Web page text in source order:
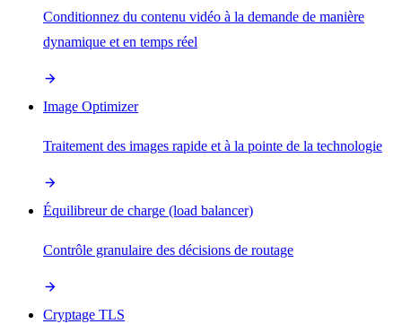
Conditionnez du contenu vidéo à la demande de manière
dynamique et en temps réel
Image Optimizer
Traitement des images rapide et à la pointe de la technologie
Équilibreur de charge (load balancer)
Contrôle granulaire des décisions de routage
Cryptage TLS